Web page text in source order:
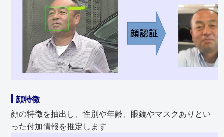
顔特徴
顔の特徴を抽出し、性別や年齢、眼鏡やマスクありとい
った付加情報を推定します